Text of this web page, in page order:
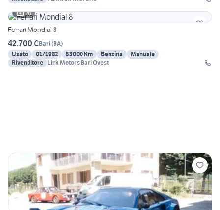
20
Ferrari Mondial 8
42.700 €Bari(BA)
Usato
01/1982 53000 Km Benzina
Manuale
Rivenditore Link Motors Bari Ovest